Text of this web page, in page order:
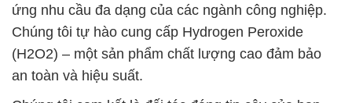
Chúng tôi cam kết là đối tác đáng tin cậy của bạn
trong việc xây dựng thương hiệu và bảo vệ môi
trường. Mỗi sản phẩm của chúng tôi đều đáp ứng
các tiêu chuẩn an toàn và chất lượng nghiêm ngặt,
và đội ngũ chăm sóc khách hàng của chúng tôi luôn